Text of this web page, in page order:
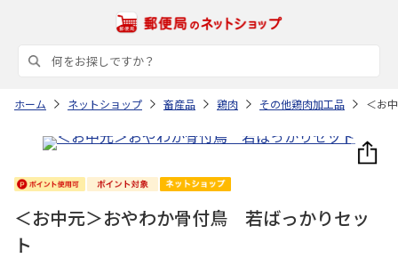
ホーム ネットショップ 畜産品 鶏肉 その他鶏肉加工品 ＜お
＜お中元＞おやわか骨付鳥 若ばっかりセッ
ト